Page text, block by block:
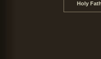
Holy